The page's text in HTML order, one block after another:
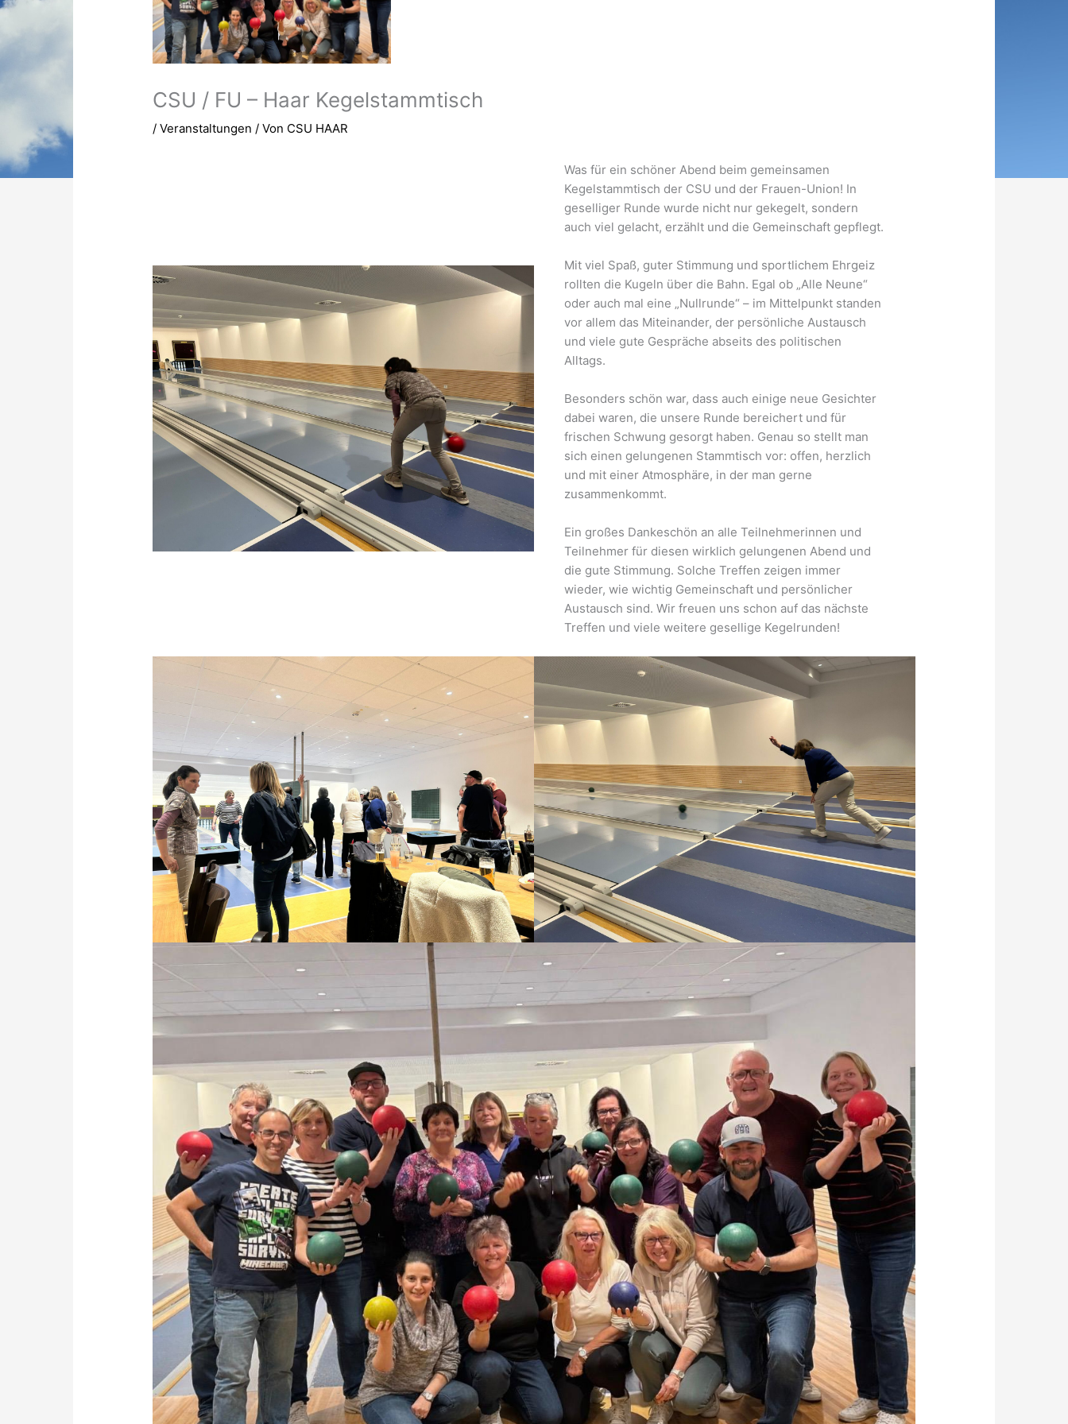
CSU / FU – Haar Kegelstammtisch
/Veranstaltungen / Von CSU HAAR
Was für ein schöner Abend beim gemeinsamen
Kegelstammtisch der CSU und der Frauen-Union! In
geselliger Runde wurde nicht nur gekegelt, sondern
auch viel gelacht, erzählt und die Gemeinschaft gepflegt.
Mit viel Spaß, guter Stimmung und sportlichem Ehrgeiz
rollten die Kugeln über die Bahn. Egal ob „Alle Neune“
oder auch mal eine „Nullrunde“ – im Mittelpunkt standen
vor allem das Miteinander, der persönliche Austausch
und viele gute Gespräche abseits des politischen
Alltags.
Besonders schön war, dass auch einige neue Gesichter
dabei waren, die unsere Runde bereichert und für
frischen Schwung gesorgt haben. Genau so stellt man
sich einen gelungenen Stammtisch vor: offen, herzlich
und mit einer Atmosphäre, in der man gerne
zusammenkommt.
Ein großes Dankeschön an alle Teilnehmerinnen und
Teilnehmer für diesen wirklich gelungenen Abend und
die gute Stimmung. Solche Treffen zeigen immer
wieder, wie wichtig Gemeinschaft und persönlicher
Austausch sind. Wir freuen uns schon auf das nächste
Treffen und viele weitere gesellige Kegelrunden!